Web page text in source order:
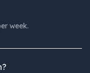
week.